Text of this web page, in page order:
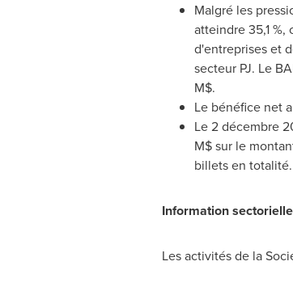
Malgré les
atteindre 35,1
d'entreprises et
secteur PJ. Le
M$.
Le bénéfice net
Le 2 décembre
M$ sur le
billets en totalité.
Information sectorielle
Les activités de la